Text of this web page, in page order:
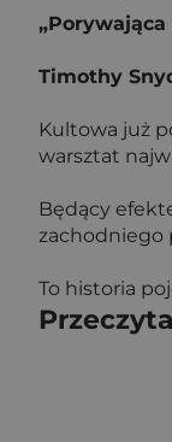
Timothy
Kultowa już
warsztat
Będący
zachodniego
To historia